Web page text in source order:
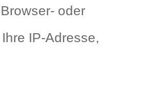
oder
IP-Adresse,